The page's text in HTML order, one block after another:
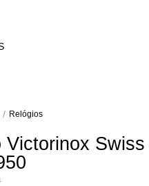
BLUE
WILD SPIRIT
NATURE
Relógios
Victorinox